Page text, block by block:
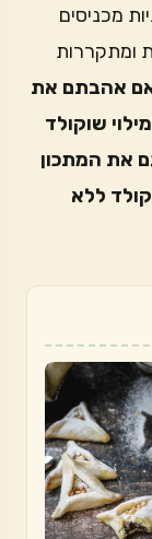
מכניסים
ומתקררות
אהבתם את
שוקולד
את המתכון
ללא